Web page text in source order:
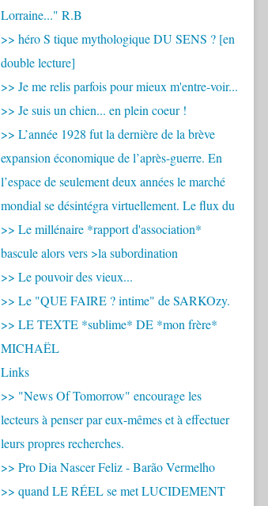
Lorraine..." R.B
>> héro S tique mythologique DU SENS ? [en
double lecture]
>> Je me relis parfois pour mieux m'entre-voir...
>> Je suis un chien... en plein coeur !
>> L’année 1928 fut la dernière de la brève
expansion économique de l’après-guerre. En
l’espace de seulement deux années le marché
mondial se désintégra virtuellement. Le flux du
>> Le millénaire *rapport d'association*
bascule alors vers >la subordination
>> Le pouvoir des vieux...
>> Le "QUE FAIRE ? intime" de SARKOzy.
>> LE TEXTE *sublime* DE *mon frère*
MICHAËL
Links
>> "News Of Tomorrow" encourage les
lecteurs à penser par eux-mêmes et à effectuer
leurs propres recherches.
>> Pro Dia Nascer Feliz - Barão Vermelho
>> quand LE RÉEL se met LUCIDEMENT